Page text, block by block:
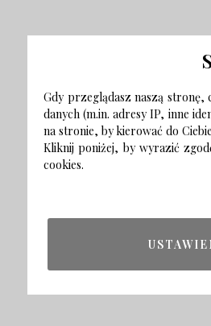
Gdy przeglądasz naszą stronę,
danych (m.in. adresy IP, inne
na stronie, by kierować do
Kliknij poniżej, by wyrazić
cookies.